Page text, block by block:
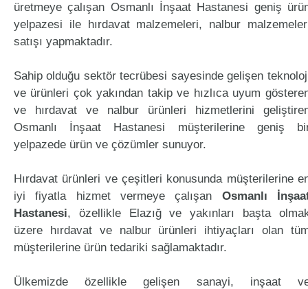
üretmeye çalışan Osmanlı İnşaat Hastanesi geniş
yelpazesi ile hırdavat malzemeleri, nalbur
satışı yapmaktadır.
Sahip olduğu sektör tecrübesi sayesinde gelişen
ve ürünleri çok yakından takip ve hızlıca uyum
ve hırdavat ve nalbur ürünleri hizmetlerini
Osmanlı İnşaat Hastanesi müşterilerine geniş
yelpazede ürün ve çözümler sunuyor.
Hırdavat ürünleri ve çeşitleri konusunda müşterilerine
iyi fiyatla hizmet vermeye çalışan Osmanlı
Hastanesi, özellikle Elazığ ve yakınları başta
üzere hırdavat ve nalbur ürünleri ihtiyaçları olan
müşterilerine ürün tedariki sağlamaktadır.
Ülkemizde özellikle gelişen sanayi, inşaat